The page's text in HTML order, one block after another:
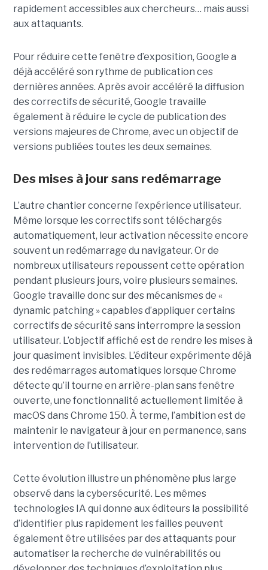
rapidement accessibles aux chercheurs… mais aussi
aux attaquants.
Pour réduire cette fenêtre d’exposition, Google a
déjà accéléré son rythme de publication ces
dernières années. Après avoir accéléré la diffusion
des correctifs de sécurité, Google travaille
également à réduire le cycle de publication des
versions majeures de Chrome, avec un objectif de
versions publiées toutes les deux semaines.
Des mises à jour sans redémarrage
L’autre chantier concerne l’expérience utilisateur.
Même lorsque les correctifs sont téléchargés
automatiquement, leur activation nécessite encore
souvent un redémarrage du navigateur. Or de
nombreux utilisateurs repoussent cette opération
pendant plusieurs jours, voire plusieurs semaines.
Google travaille donc sur des mécanismes de «
dynamic patching » capables d’appliquer certains
correctifs de sécurité sans interrompre la session
utilisateur. L’objectif affiché est de rendre les mises à
jour quasiment invisibles. L’éditeur expérimente déjà
des redémarrages automatiques lorsque Chrome
détecte qu’il tourne en arrière-plan sans fenêtre
ouverte, une fonctionnalité actuellement limitée à
macOS dans Chrome 150. À terme, l’ambition est de
maintenir le navigateur à jour en permanence, sans
intervention de l’utilisateur.
Cette évolution illustre un phénomène plus large
observé dans la cybersécurité. Les mêmes
technologies IA qui donne aux éditeurs la possibilité
d’identifier plus rapidement les failles peuvent
également être utilisées par des attaquants pour
automatiser la recherche de vulnérabilités ou